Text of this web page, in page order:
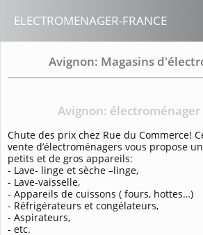
ELECTROMENAGER-FRANCE
Avignon: Magasins
Avignon: électroménager
Chute des prix chez Rue du Commerce!
vente d’électroménagers vous propose
petits et de gros appareils:
- Lave- linge et sèche –linge,
- Lave-vaisselle,
- Appareils de cuissons ( fours, hottes…)
- Réfrigérateurs et congélateurs,
- Aspirateurs,
- etc.